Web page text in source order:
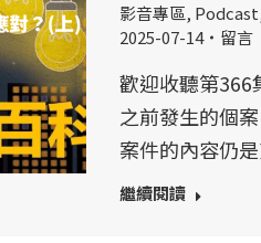
影音專區, Podcast
2025-07-14
留言
歡迎收聽第
之前發生的個
案件的內容仍
繼續閱讀